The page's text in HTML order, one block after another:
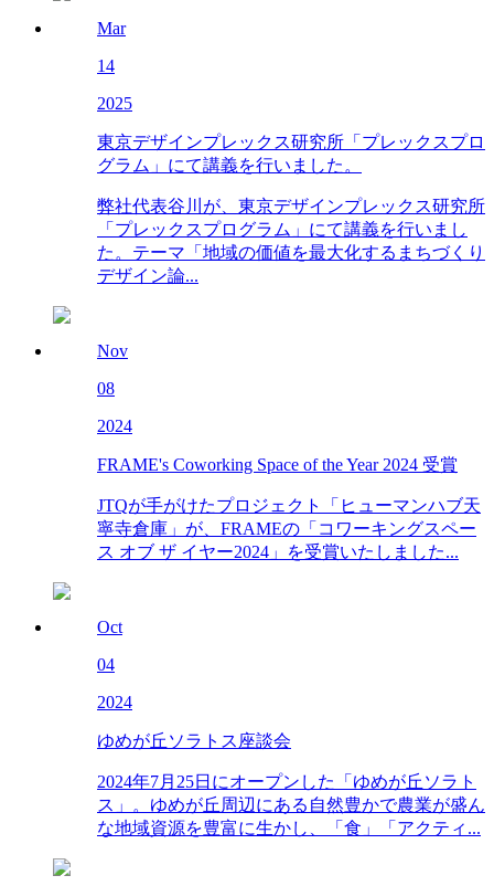
Mar
14
2025
東京デザインプレックス研究所「プレックスプロ
グラム」にて講義を行いました。
弊社代表谷川が、東京デザインプレックス研究所
「プレックスプログラム」にて講義を行いまし
た。テーマ「地域の価値を最大化するまちづくり
デザイン論...
Nov
08
2024
FRAME's Coworking Space of the Year 2024 受賞
JTQが手がけたプロジェクト「ヒューマンハブ天
寧寺倉庫」が、FRAMEの「コワーキングスペー
ス オブ ザ イヤー2024」を受賞いたしました...
Oct
04
2024
ゆめが丘ソラトス座談会
2024年7月25日にオープンした「ゆめが丘ソラト
ス」。ゆめが丘周辺にある自然豊かで農業が盛ん
な地域資源を豊富に生かし、「食」「アクティ...